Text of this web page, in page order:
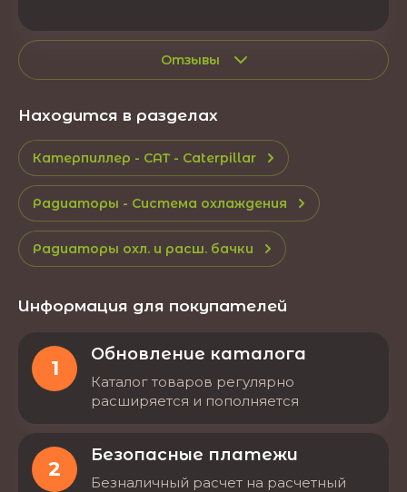
Отзывы
Находится в разделах
Катерпиллер - CAT - Caterpillar
Радиаторы - Система охлаждения
Радиаторы охл. и расш. бачки
Информация для покупателей
1
Обновление каталога
Каталог товаров регулярно
расширяется и пополняется
2
Безопасные платежи
Безналичный расчет на расчетный